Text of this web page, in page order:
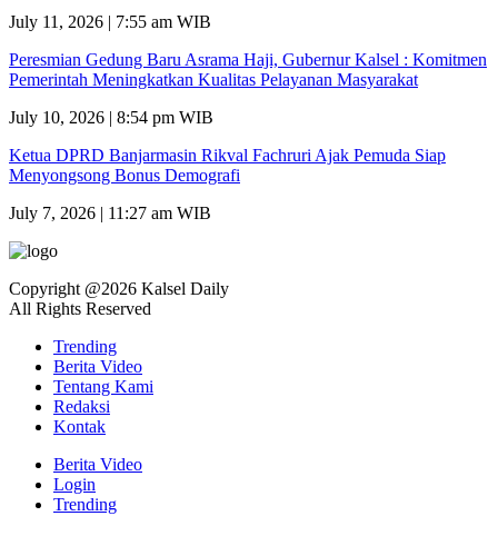
July 11, 2026 | 7:55 am WIB
Peresmian Gedung Baru Asrama Haji, Gubernur Kalsel : Komitmen
Pemerintah Meningkatkan Kualitas Pelayanan Masyarakat
July 10, 2026 | 8:54 pm WIB
Ketua DPRD Banjarmasin Rikval Fachruri Ajak Pemuda Siap
Menyongsong Bonus Demografi
July 7, 2026 | 11:27 am WIB
Copyright @2026 Kalsel Daily
All Rights Reserved
Trending
Berita Video
Tentang Kami
Redaksi
Kontak
Berita Video
Login
Trending